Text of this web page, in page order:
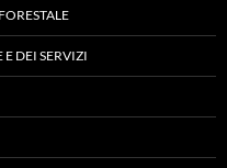
DEI SERVIZI